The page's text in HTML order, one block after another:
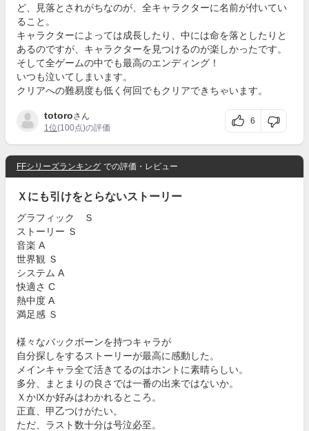
ど、見落とされがちなのが、全キャラクターに名前が付いてい
ること。
キャラクターによっては成長したり、中には命を落としたりと
あるのですが、キャラクターを見つけるのが楽しかったです。
そして全ゲームの中でも最高のエンディング！
いつも泣いてしまいます。
クリアへの難易度も低く何回でもクリアできちゃいます。
totoroさん
1位(100点)の評価
6
FFシリーズランキング での評価・レビュー
Ｘにも引けをとらないストーリー
グラフィック Ｓ
ストーリー Ｓ
音楽 A
世界観 Ｓ
システム A
快適さ C
熱中度 A
満足感 Ｓ
様々なバックボーンを持つキャラが
自分探しをするストーリーが最高に感動した。
メインキャラ全て活きてるのはホントに素晴らしい。
多分、まとまりの良さでは一番の出来ではないか。
ＸかⅨか好みはわかれるところ。
正直、甲乙つけがたい。
ただ、ラスト数十分は号泣必至。